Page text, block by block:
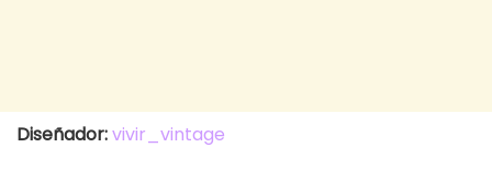
Diseñador:vivir_vintage